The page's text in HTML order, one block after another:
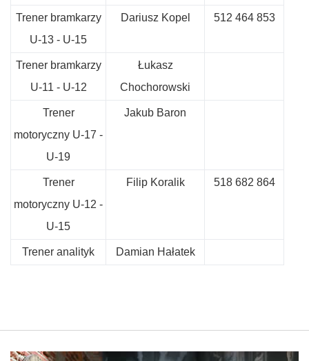
Trener bramkarzy
U-13 - U-15
Dariusz Kopel 512 464 853
Trener bramkarzy
U-11 - U-12
Łukasz
Chochorowski
Trener
motoryczny U-17 -
U-19
Jakub Baron
Trener
motoryczny U-12 -
U-15
Filip Koralik 518 682 864
Trener analityk Damian Hałatek